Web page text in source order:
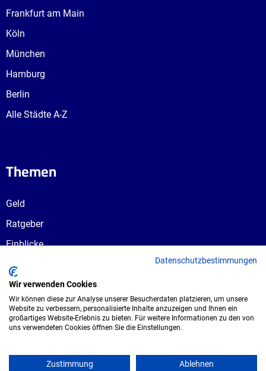
Frankfurt am Main
Köln
München
Hamburg
Berlin
Alle Städte A-Z
Themen
Geld
Ratgeber
Einblicke
Ausbildungswege
Berufswahl
GmbH. Alle Rechte vorbehalten.
Datenschutzbestimmungen
Wir verwenden Cookies
Wir können diese zur Analyse unserer Besucherdaten platzieren, um unsere
Website zu verbessern, personalisierte Inhalte anzuzeigen und Ihnen ein
großartiges Website-Erlebnis zu bieten. Für weitere Informationen zu den von
uns verwendeten Cookies öffnen Sie die Einstellungen.
Zustimmung Ablehnen